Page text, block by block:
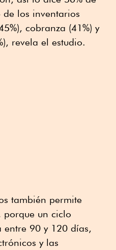
los inventarios
cobranza (41%) y
revela el estudio.
también permite
porque un ciclo
entre 90 y 120 días,
y las